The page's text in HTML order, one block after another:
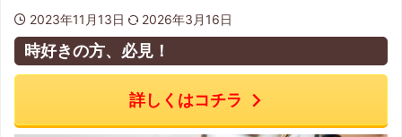
2023年11月13日 2026年3月16日
時好きの方、必見！
詳しくはコチラ